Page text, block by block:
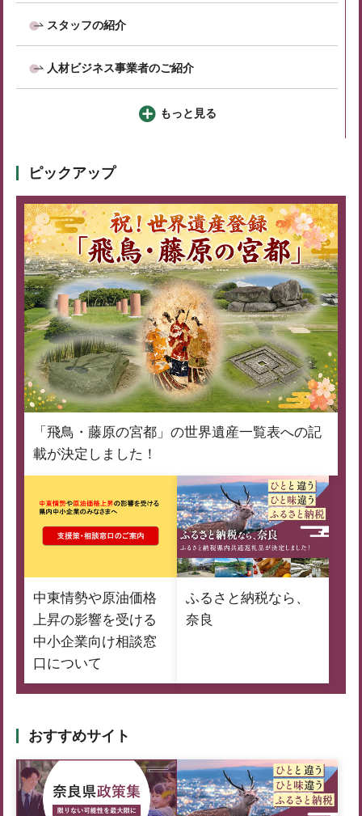
スタッフの紹介
人材ビジネス事業者のご紹介
もっと見る
ピックアップ
「飛鳥・藤原の宮都」の世界遺産一覧表への記
載が決定しました！
中東情勢や原油価格
上昇の影響を受ける
中小企業向け相談窓
口について
ふるさと納税なら、
奈良
おすすめサイト